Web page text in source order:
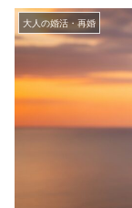
大人の婚活・再婚